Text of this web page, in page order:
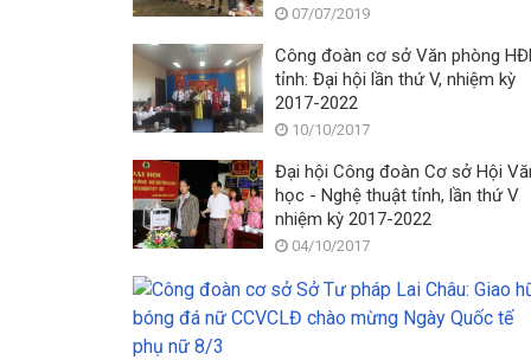
07/07/2019
Công đoàn cơ sở Văn phòng
tỉnh: Đại hội lần thứ V, nhiệm kỳ
2017-2022
10/10/2017
Đại hội Công đoàn Cơ sở Hội
học - Nghệ thuật tỉnh, lần thứ V
nhiệm kỳ 2017-2022
04/10/2017